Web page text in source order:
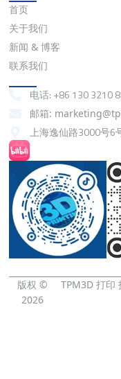
首页
关于我们
新闻 & 博客
联系我们
电话: +86 130 3210
邮箱:
上海逸仙路3000号6
抖音
版权 ©
2026
TPM3D 打印